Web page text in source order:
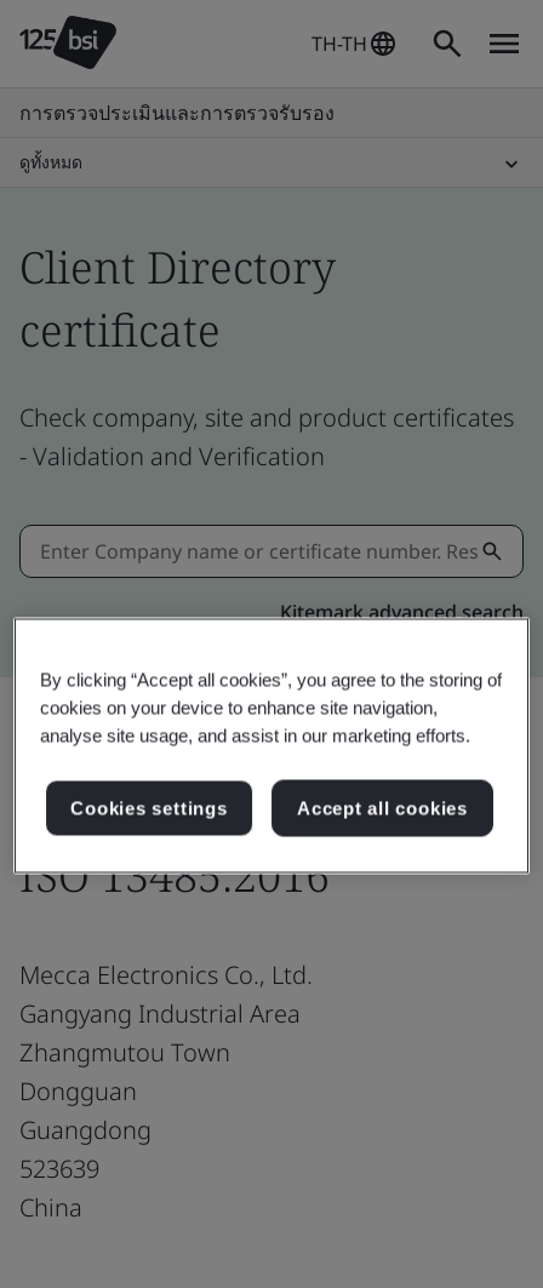
TH-TH
การตรวจประเมินและการตรวจรับรอง
ดูทั้งหมด
Client Directory
certificate
Check company, site and product certificates
- Validation and Verification
Kitemark advanced search
ISO 13485:2016
Mecca Electronics Co., Ltd.
Gangyang Industrial Area
Zhangmutou Town
Dongguan
Guangdong
523639
China
By clicking “Accept all cookies”, you agree to the storing of
cookies on your device to enhance site navigation,
analyse site usage, and assist in our marketing efforts.
Cookies settings Accept all cookies